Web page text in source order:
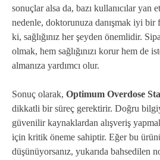
sonuçlar alsa da, bazı kullanıcılar yan
nedenle, doktorunuza danışmak iyi
ki, sağlığınız her şeyden önemlidir.
olmak, hem sağlığınızı korur hem de
almanıza yardımcı olur.
Sonuç olarak, Optimum Overdose
dikkatli bir süreç gerektirir. Doğru
güvenilir kaynaklardan alışveriş
için kritik öneme sahiptir. Eğer bu
düşünüyorsanız, yukarıda bahsedilen